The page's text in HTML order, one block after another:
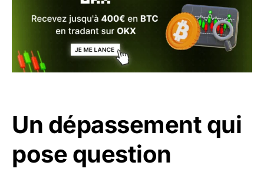
Un dépassement qui
pose question